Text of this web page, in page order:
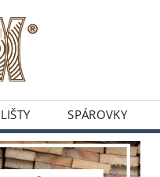
LIŠTY SPÁROVKY
OBCHODNÍ PODMÍNKY